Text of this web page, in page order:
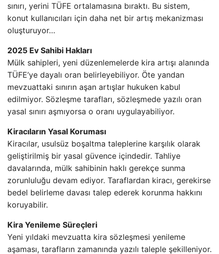
sınırı, yerini TÜFE ortalamasına bıraktı. Bu sistem,
konut kullanıcıları için daha net bir artış mekanizması
oluşturuyor…
2025 Ev Sahibi Hakları
Mülk sahipleri, yeni düzenlemelerde kira artışı alanında
TÜFE’ye dayalı oran belirleyebiliyor. Öte yandan
mevzuattaki sınırın aşan artışlar hukuken kabul
edilmiyor. Sözleşme tarafları, sözleşmede yazılı oran
yasal sınırı aşmıyorsa o oranı uygulayabiliyor.
Kiracıların Yasal Koruması
Kiracılar, usulsüz boşaltma taleplerine karşılık olarak
geliştirilmiş bir yasal güvence içindedir. Tahliye
davalarında, mülk sahibinin haklı gerekçe sunma
zorunluluğu devam ediyor. Taraflardan kiracı, gerekirse
bedel belirleme davası talep ederek korunma hakkını
koruyabilir.
Kira Yenileme Süreçleri
Yeni yıldaki mevzuatta kira sözleşmesi yenileme
aşaması, tarafların zamanında yazılı taleple şekilleniyor.